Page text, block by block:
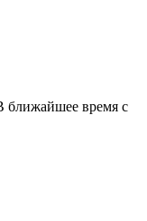
ближайшее время с